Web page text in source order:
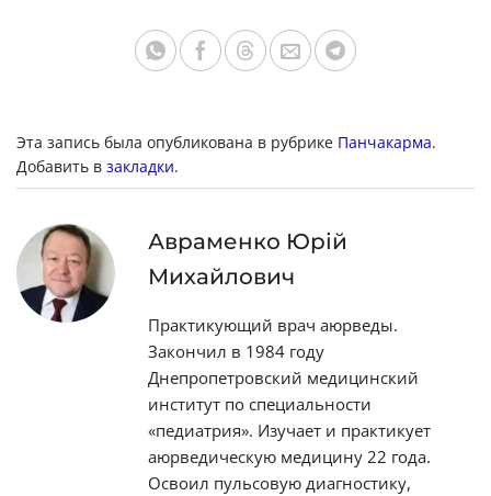
Эта запись была опубликована в рубрике Панчакарма.
Добавить в закладки.
Авраменко Юрій
Михайлович
Практикующий врач аюрведы.
Закончил в 1984 году
Днепропетровский медицинский
институт по специальности
«педиатрия». Изучает и практикует
аюрведическую медицину 22 года.
Освоил пульсовую диагностику,